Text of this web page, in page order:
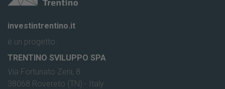
investintrentino.it
è un progetto:
TRENTINO SVILUPPO SPA
Via Fortunato Zeni, 8
38068 Rovereto (TN) - Italy